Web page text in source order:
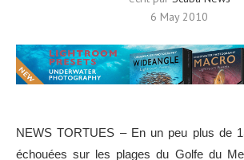
6 May 2010
NEWS TORTUES – En un peu plus de
échouées sur les plages du Golfe du